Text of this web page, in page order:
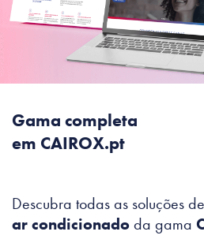
Gama completa
em CAIROX.pt
Descubra todas as soluções de
ar condicionadoda gama